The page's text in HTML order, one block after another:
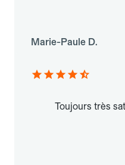
Marie-Paule D.
Toujours très